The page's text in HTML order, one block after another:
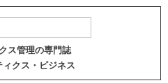
ス管理の専門誌
ィクス・ビジネス